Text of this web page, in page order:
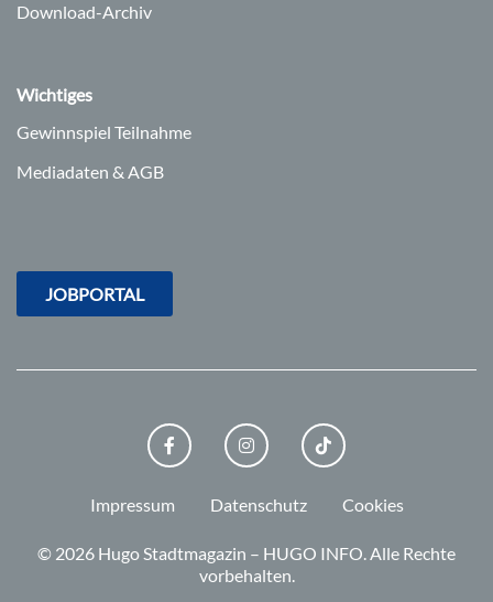
Download-Archiv
Wichtiges
Gewinnspiel Teilnahme
Mediadaten & AGB
JOBPORTAL
FACEBOOKINSTAGRAMTIKTOK
Impressum Datenschutz Cookies
© 2026 Hugo Stadtmagazin – HUGO INFO.Alle Rechte
vorbehalten.